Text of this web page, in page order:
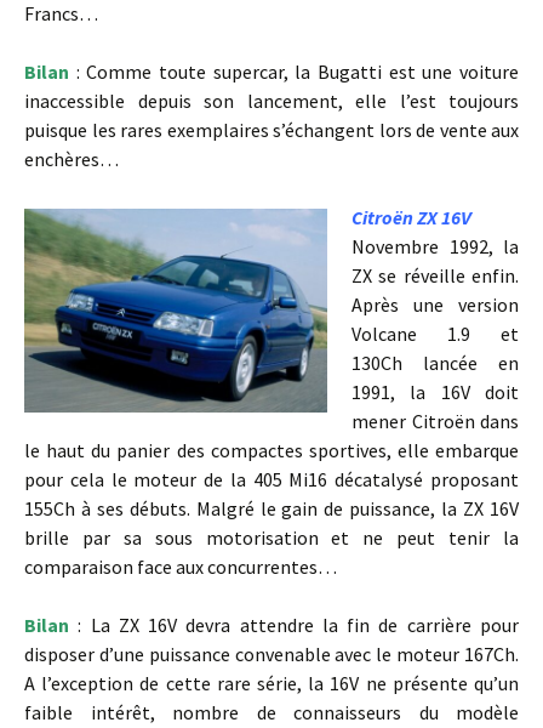
Francs…
Bilan : Comme toute supercar, la Bugatti est une voiture
inaccessible depuis son lancement, elle l’est toujours
puisque les rares exemplaires s’échangent lors de vente aux
enchères…
Citroën ZX 16V
Novembre 1992, la
ZX se réveille enfin.
Après une version
Volcane 1.9 et
130Ch lancée en
1991, la 16V doit
mener Citroën dans
le haut du panier des compactes sportives, elle embarque
pour cela le moteur de la 405 Mi16 décatalysé proposant
155Ch à ses débuts. Malgré le gain de puissance, la ZX 16V
brille par sa sous motorisation et ne peut tenir la
comparaison face aux concurrentes…
Bilan : La ZX 16V devra attendre la fin de carrière pour
disposer d’une puissance convenable avec le moteur 167Ch.
A l’exception de cette rare série, la 16V ne présente qu’un
faible intérêt, nombre de connaisseurs du modèle